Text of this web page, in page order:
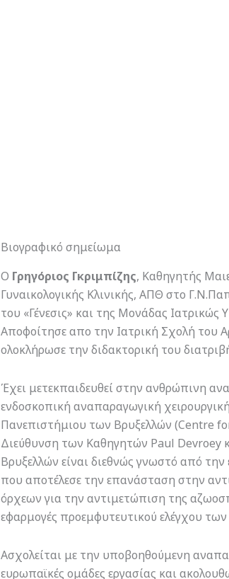
Βιογραφικό σημείωμα
Ο Γρηγόριος Γκριμπίζης, Kαθηγητής
Γυναικολογικής Κλινικής, ΑΠΘ στο
του «Γένεσις» και της Μονάδας
Αποφοίτησε απο την Ιατρική Σχολή του
ολοκλήρωσε την διδακτορική του
Έχει μετεκπαιδευθεί στην ανθρώπινη
ενδοσκοπική αναπαραγωγική
Πανεπιστήμιου των Βρυξελλών (Centre
Διεύθυνση των Καθηγητών Paul Devroey
Βρυξελλών είναι διεθνώς γνωστό από
που αποτέλεσε την επανάσταση στην
όρχεων για την αντιμετώπιση της
εφαρμογές προεμφυτευτικού ελέγχου
Ασχολείται με την υποβοηθούμενη
ευρωπαϊκές ομάδες εργασίας και